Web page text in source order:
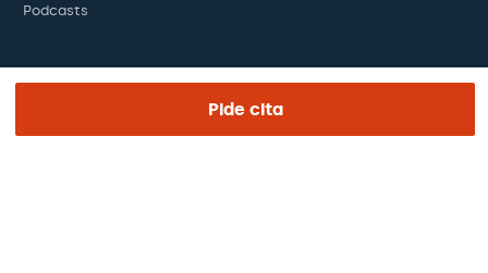
Pide cita
Podcasts